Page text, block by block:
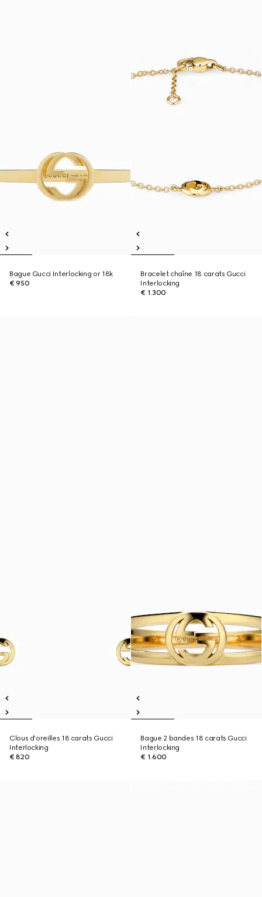
Bague Gucci Interlocking or 18k
€ 950
Bracelet chaîne 18 carats Gucci
Interlocking
€ 1.300
Clous d’oreilles 18 carats Gucci
Interlocking
€ 820
Bague 2 bandes 18 carats Gucci
Interlocking
€ 1.600